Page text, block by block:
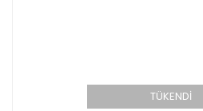
TÜKENDİ